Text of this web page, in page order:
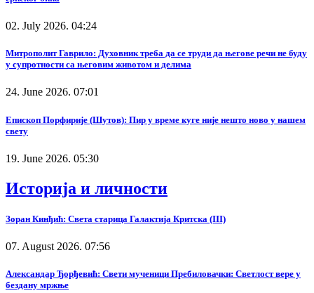
02. July 2026. 04:24
Митрополит Гаврило: Духовник треба да се труди да његове речи не буду
у супротности са његовим животом и делима
24. June 2026. 07:01
Епископ Порфирије (Шутов): Пир у време куге није нешто ново у нашем
свету
19. June 2026. 05:30
Историја и личности
Зоран Кинђић: Света старица Галактија Критска (III)
07. August 2026. 07:56
Александар Ђорђевић: Свети мученици Пребиловачки: Светлост вере у
бездану мржње